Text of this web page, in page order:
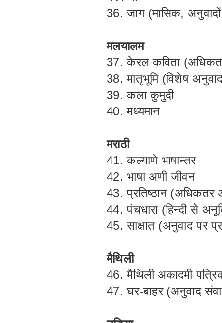
36. जाग (मासिक,
मलयालम
37. केरल कविता
38. मातृभूमि (विशेष
39. कला कुमुदी
40. मध्यमान
मराठी
41. कल्याणे भाषान्तर
42. भाषा अणी जीवन
43. प्रतिष्ठान (अधिकतर
44. पंचधारा (हिन्दी से
45. साक्षात (अनुवाद पर
मैथिली
46. मैथिली अकादमी
47. घर-बाहर (अनुवाद